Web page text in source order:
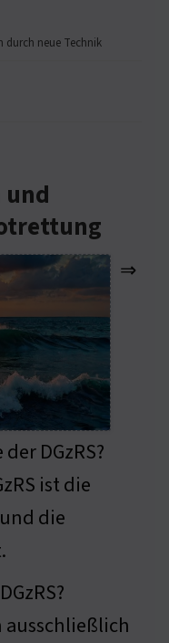
durch neue Technik
und
⇒
DGzRS?
ist die
die
ausschließlich